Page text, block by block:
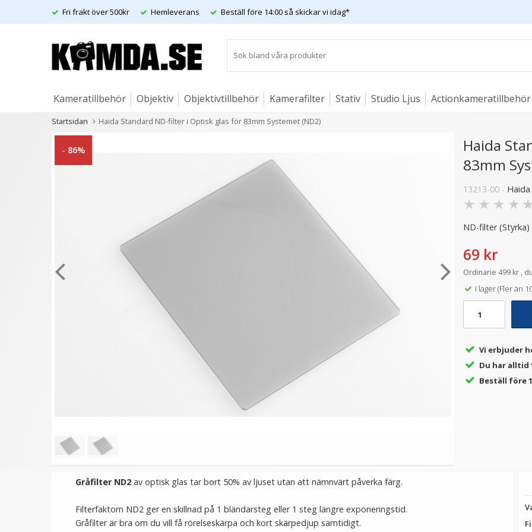
Fri frakt över 500kr Hemleverans Beställ före 14:00 så skickar vi idag*
Kameratillbehör Objektiv Objektivtillbehör Kamerafilter Stativ Studio Ljus Actionkameratillbehör
Artiklar
Startsidan Haida Standard ND-filter i Optisk glas för 83mm Systemet (ND2)
Andra kunder köpte även
LÄGG I VARUKORG
minneskortsfodral
189 kr
Step Up Ring 43-46mm -
Gör filtergängan större
69 kr
LÄGG I VARUKORG
- 86%
Haida
83mm
13213-00 - Haida
★ ★ ★ ★ ★
ND-filter (Styrka)
69 kr
Ordinarie 499 kr ,
I lager (Fler än
Vi erbjuder
Du har alltid
Beställ före
Gråfilter ND2 av optisk glas tar bort 50% av ljuset utan att nämnvärt påverka färg.
Filterfaktorn ND2 ger en skillnad på 1 bländarsteg eller 1 steg längre exponeringstid.
Gråfilter är bra om du vill få rörelseskärpa och kort skärpedjup samtidigt.